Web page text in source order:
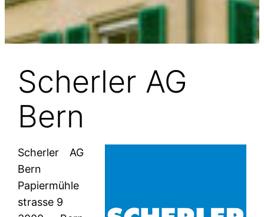
Scherler AG
Bern
Scherler AG
Bern
Papiermühle
strasse 9